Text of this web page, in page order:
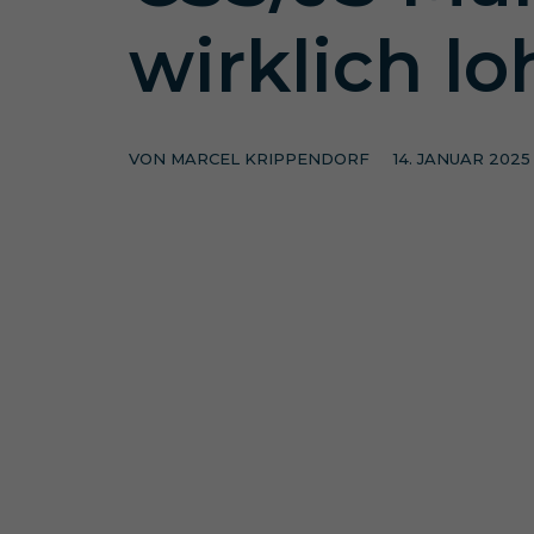
wirklich
VON MARCEL KRIPPENDORF 14. JANUAR 2025